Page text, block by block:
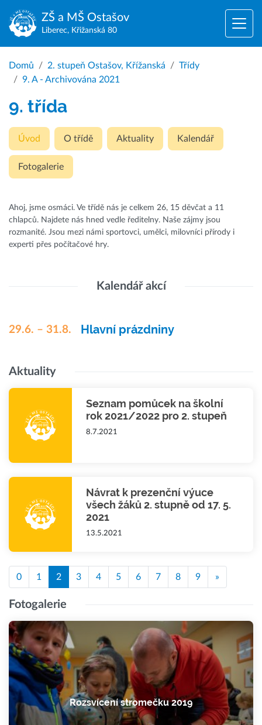
ZŠ a MŠ Ostašov
Liberec, Křižanská 80
Domů 2. stupeň Ostašov, Křížanská
Třídy
9. A - Archivována 2021
9. třída
Úvod O třídě Aktuality Kalendář
Fotogalerie
Ahoj, jsme osmáci. Ve třídě nás je celkem 26, 15 děvčat a 11
chlapců. Najdete nás hned vedle ředitelny. Naše zájmy jsou
rozmanité. Jsou mezi námi sportovci, umělci, milovníci přírody i
experti přes počítačové hry.
Kalendář akcí
29.6. – 31.8. Hlavní prázdniny
Aktuality
Seznam pomůcek na školní
rok 2021/2022 pro 2. stupeň
8.7.2021
Návrat k prezenční výuce
všech žáků 2. stupně od 17. 5.
2021
13.5.2021
0 1 2 3 4 5 6 7 8 9 »
Fotogalerie
Rozsvícení stromečku 2019